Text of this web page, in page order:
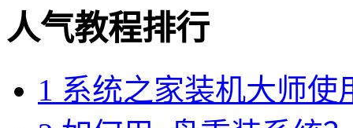
人气教程排行
1 系统之家装机大师使